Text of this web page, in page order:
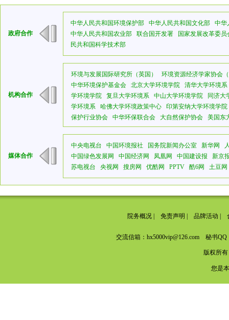
政府合作
中华人民共和国环境保护部 中华人民共和国文化部
中华
中华人民共和国农业部
联合国开发署
国家发展改革委员
民共和国科学技术部
机构合作
环境与发展国际研究所（英国）
环境资源经济学家协会
中华环境保护基金会
北京大学环境学院
清华大学环境系
学环境学院
复旦大学环境系 中山大学环境学院
同济大
学环境系
哈佛大学环境政策中心
印第安纳大学环境学院
保护行业协会
中华环保联合会 大自然保护协会 美国东
媒体合作
中央电视台 中国环境报社 国务院新闻办公室 新华网
中国绿色发展网
中国经济网 凤凰网 中国建设报
新京
苏电视台
央视网 搜房网 优酷网 PPTV 酷6网 土豆网
院务概况| 免责声明 品牌活动
交流信箱：hx5000vip@126.com 秘书
版权所
您是